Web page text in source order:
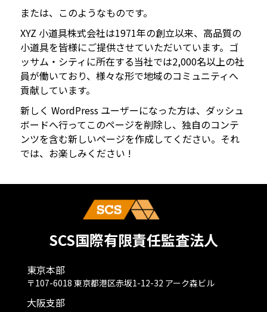
または、このようなものです。
XYZ 小道具株式会社は1971年の創立以来、高品質の
小道具を皆様にご提供させていただいています。ゴ
ッサム・シティに所在する当社では2,000名以上の社
員が働いており、様々な形で地域のコミュニティへ
貢献しています。
新しく WordPress ユーザーになった方は、 ダッシュ
ボードへ行ってこのページを削除し、独自のコンテ
ンツを含む新しいページを作成してください。それ
では、お楽しみください !
SCS国際有限責任監査法人
東京本部
〒107-6018 東京都港区赤坂1-12-32 アーク森ビル
大阪支部